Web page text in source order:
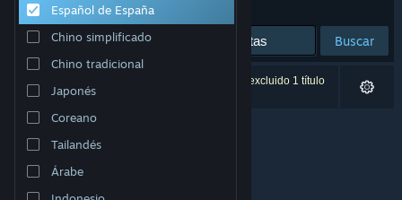
Soporte
Cambiar idioma
Descargar Steam Mobile
Ver versión clásica
Español de España
Chino simplificado
Chino tradicional
Japonés
Coreano
Tailandés
Árabe
Ordenar por Relevancia
Buscar
0 resultados coinciden con la búsqueda. Se ha excluido 1 título
basándose en tus preferencias.